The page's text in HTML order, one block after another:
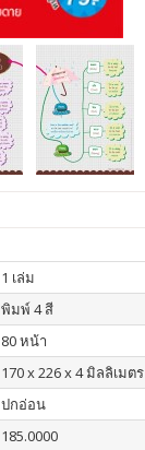
1 เล่ม
พิมพ์ 4 สี
80 หน้า
170 x 226 x 4 มิลลิเมตร
ปกอ่อน
185.0000